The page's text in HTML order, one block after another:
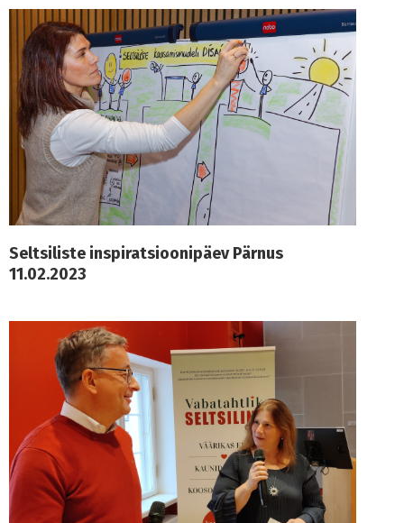
Seltsiliste inspiratsioonipäev Pärnus
11.02.2023